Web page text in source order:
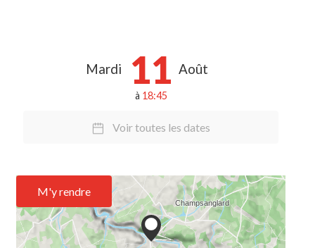
Mardi 11 Août
à 18:45
Voir toutes les dates
M'y rendre